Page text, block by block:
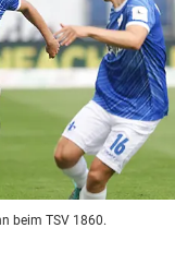
beim TSV 1860.